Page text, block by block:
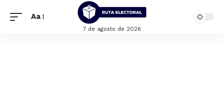
Aa
7 de agosto de 2026